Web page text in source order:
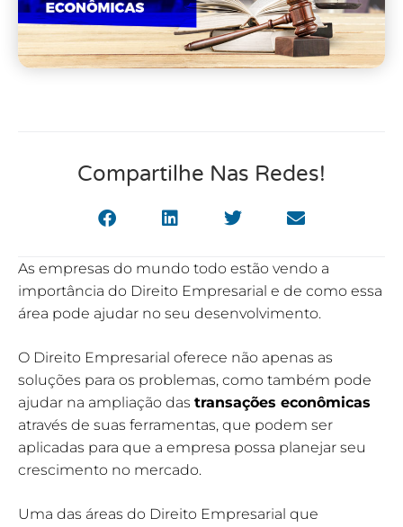
Compartilhe Nas Redes!
As empresas do mundo todo estão vendo a
importância do Direito Empresarial e de como essa
área pode ajudar no seu desenvolvimento.
O Direito Empresarial oferece não apenas as
soluções para os problemas, como também pode
ajudar na ampliação das transações econômicas
através de suas ferramentas, que podem ser
aplicadas para que a empresa possa planejar seu
crescimento no mercado.
Uma das áreas do Direito Empresarial que